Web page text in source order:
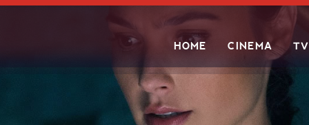
HOME CINEMA TV
Search